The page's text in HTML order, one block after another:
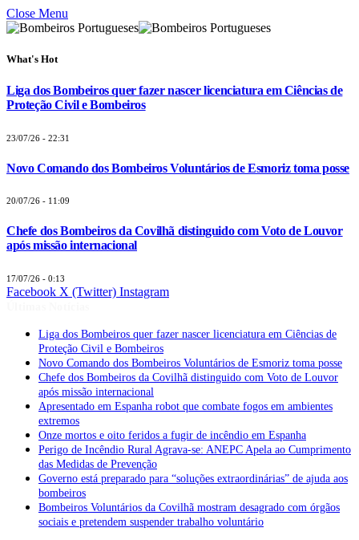
Close Menu
What's Hot
Liga dos Bombeiros quer fazer nascer licenciatura em Ciências de
Proteção Civil e Bombeiros
23/07/26 - 22:31
Novo Comando dos Bombeiros Voluntários de Esmoriz toma posse
20/07/26 - 11:09
Chefe dos Bombeiros da Covilhã distinguido com Voto de Louvor
após missão internacional
17/07/26 - 0:13
Facebook X (Twitter) Instagram
Liga dos Bombeiros quer fazer nascer licenciatura em Ciências de
Proteção Civil e Bombeiros
Novo Comando dos Bombeiros Voluntários de Esmoriz toma posse
Chefe dos Bombeiros da Covilhã distinguido com Voto de Louvor
após missão internacional
Apresentado em Espanha robot que combate fogos em ambientes
extremos
Onze mortos e oito feridos a fugir de incêndio em Espanha
Perigo de Incêndio Rural Agrava-se: ANEPC Apela ao Cumprimento
das Medidas de Prevenção
Governo está preparado para “soluções extraordinárias” de ajuda aos
bombeiros
Bombeiros Voluntários da Covilhã mostram desagrado com órgãos
sociais e pretendem suspender trabalho voluntário